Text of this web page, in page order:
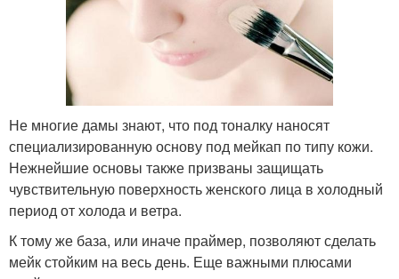
Не многие дамы знают, что под тоналку наносят
специализированную основу под мейкап по типу кожи.
Нежнейшие основы также призваны защищать
чувствительную поверхность женского лица в холодный
период от холода и ветра.
К тому же база, или иначе праймер, позволяют сделать
мейк стойким на весь день. Еще важными плюсами